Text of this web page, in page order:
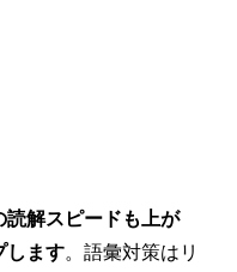
読解スピードも上が
します。語彙対策はリ